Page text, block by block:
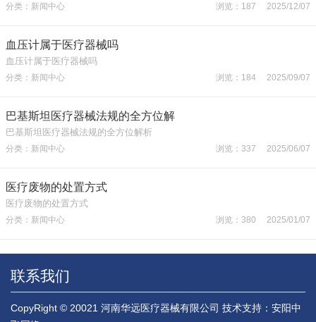
分类：新闻中心 浏览：187 2025/12/07
血压计属于医疗器械吗
血压计属于医疗器械吗
分类：新闻中心 浏览：184 2025/09/07
巴基斯坦医疗器械法规的全方位解
巴基斯坦医疗器械法规的全方位解析
分类：新闻中心 浏览：337 2025/06/07
医疗废物的处置方式
医疗废物的处置方式
分类：新闻中心 浏览：380 2025/01/07
联系我们
CopyRight © 20021 河南华远医疗器械有限公司 技术支持：安阳中